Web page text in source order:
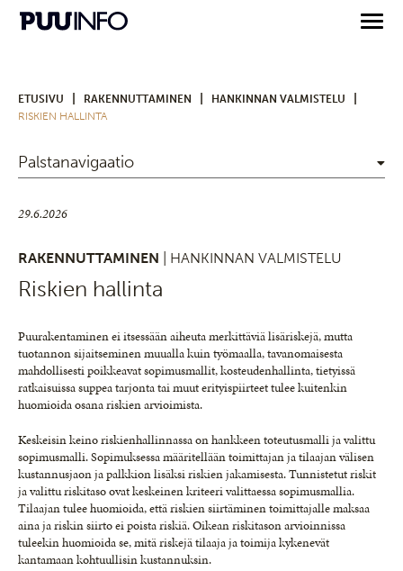
ETUSIVU RAKENNUTTAMINEN HANKINNAN VALMISTELU
RISKIEN HALLINTA
Palstanavigaatio
29.6.2026
RAKENNUTTAMINEN | HANKINNAN VALMISTELU
Riskien hallinta
Puurakentaminen ei itsessään aiheuta merkittäviä lisäriskejä, mutta
tuotannon sijaitseminen muualla kuin työmaalla, tavanomaisesta
mahdollisesti poikkeavat sopimusmallit, kosteudenhallinta, tietyissä
ratkaisuissa suppea tarjonta tai muut erityispiirteet tulee kuitenkin
huomioida osana riskien arvioimista.
Keskeisin keino riskienhallinnassa on hankkeen toteutusmalli ja valittu
sopimusmalli. Sopimuksessa määritellään toimittajan ja tilaajan välisen
kustannusjaon ja palkkion lisäksi riskien jakamisesta. Tunnistetut riskit
ja valittu riskitaso ovat keskeinen kriteeri valittaessa sopimusmallia.
Tilaajan tulee huomioida, että riskien siirtäminen toimittajalle maksaa
aina ja riskin siirto ei poista riskiä. Oikean riskitason arvioinnissa
tuleekin huomioida se, mitä riskejä tilaaja ja toimija kykenevät
kantamaan kohtuullisin kustannuksin.